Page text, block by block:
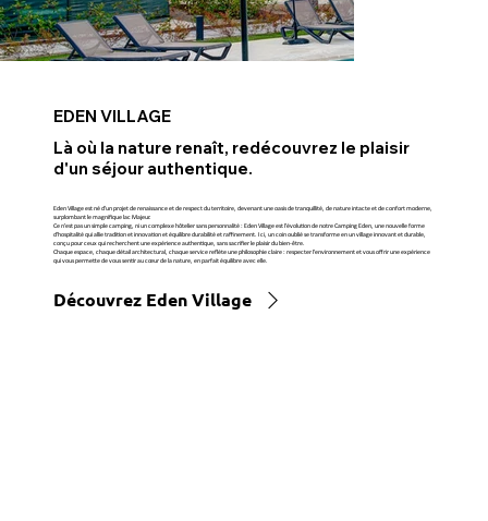
EDEN VILLAGE
Là où la nature renaît, redécouvrez le plaisir
d'un séjour authentique.
Eden Village est né d'un projet de renaissance et de respect du territoire, devenant une oasis de tranquillité, de nature intacte et de confort moderne,
surplombant le magnifique lac Majeur.
Ce n'est pas un simple camping, ni un complexe hôtelier sans personnalité : Eden Village est l'évolution de notre Camping Eden, une nouvelle forme
d'hospitalité qui allie tradition et innovation et équilibre durabilité et raffinement. Ici, un coin oublié se transforme en un village innovant et durable,
conçu pour ceux qui recherchent une expérience authentique, sans sacrifier le plaisir du bien-être.
Chaque espace, chaque détail architectural, chaque service reflète une philosophie claire : respecter l'environnement et vous offrir une expérience
qui vous permette de vous sentir au cœur de la nature, en parfait équilibre avec elle.
Découvrez Eden Village